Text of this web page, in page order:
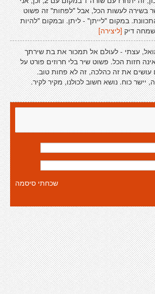
בשירה לעשות הכל, אבל "לפחות" זה פשוט
במקום "לייתן" - ליתן. ובמקום "להיות
דיק [ליצירה]
עצתי - לעולם אל תמכור את בת שירתך
חזות הכל. פשוט שיר בלי חרוזים פורט על
עושים את זה כהלכה, זה לא פחות טוב.
כוח. נושא חשוב לכולנו, מקיר לקיר.
שכחתי סיסמה